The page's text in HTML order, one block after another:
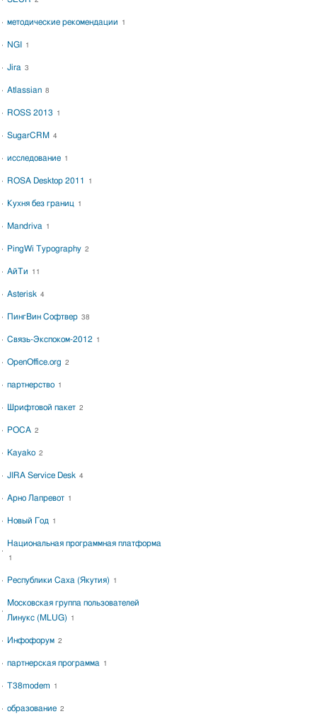
методические рекомендации 1
NGI 1
Jira 3
Atlassian 8
ROSS 2013 1
SugarCRM 4
исследование 1
ROSA Desktop 2011 1
Кухня без границ 1
Mandriva 1
PingWi Typography 2
АйТи 11
Asterisk 4
ПингВин Софтвер 38
Связь-Экспоком-2012 1
OpenOffice.org 2
партнерство 1
Шрифтовой пакет 2
РОСА 2
Kayako 2
JIRA Service Desk 4
Арно Лапревот 1
Новый Год 1
Национальная программная платформа
1
Республики Саха (Якутия) 1
Московская группа пользователей
Линукс (MLUG)
1
Инфофорум 2
партнерская программа 1
T38modem 1
образование 2